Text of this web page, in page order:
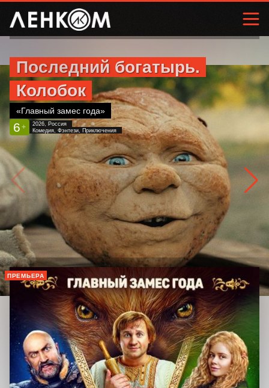
Последний богатырь.
Колобок
«Главный замес года»
6 +
2026, Россия
Комедия, Фэнтези, Приключения
ПРЕМЬЕРА